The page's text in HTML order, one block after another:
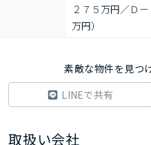
２７５万円／Ｄ
万円）
素敵な物件を見つ
LINEで共有
取扱い会社